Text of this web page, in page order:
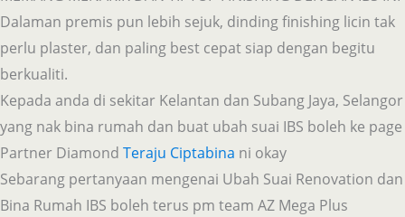
Dalaman premis pun lebih sejuk, dinding finishing licin tak
perlu plaster, dan paling best cepat siap dengan begitu
berkualiti.
Kepada anda di sekitar Kelantan dan Subang Jaya, Selangor
yang nak bina rumah dan buat ubah suai IBS boleh ke page
Partner Diamond Teraju Ciptabina ni okay
Sebarang pertanyaan mengenai Ubah Suai Renovation dan
Bina Rumah IBS boleh terus pm team AZ Mega Plus